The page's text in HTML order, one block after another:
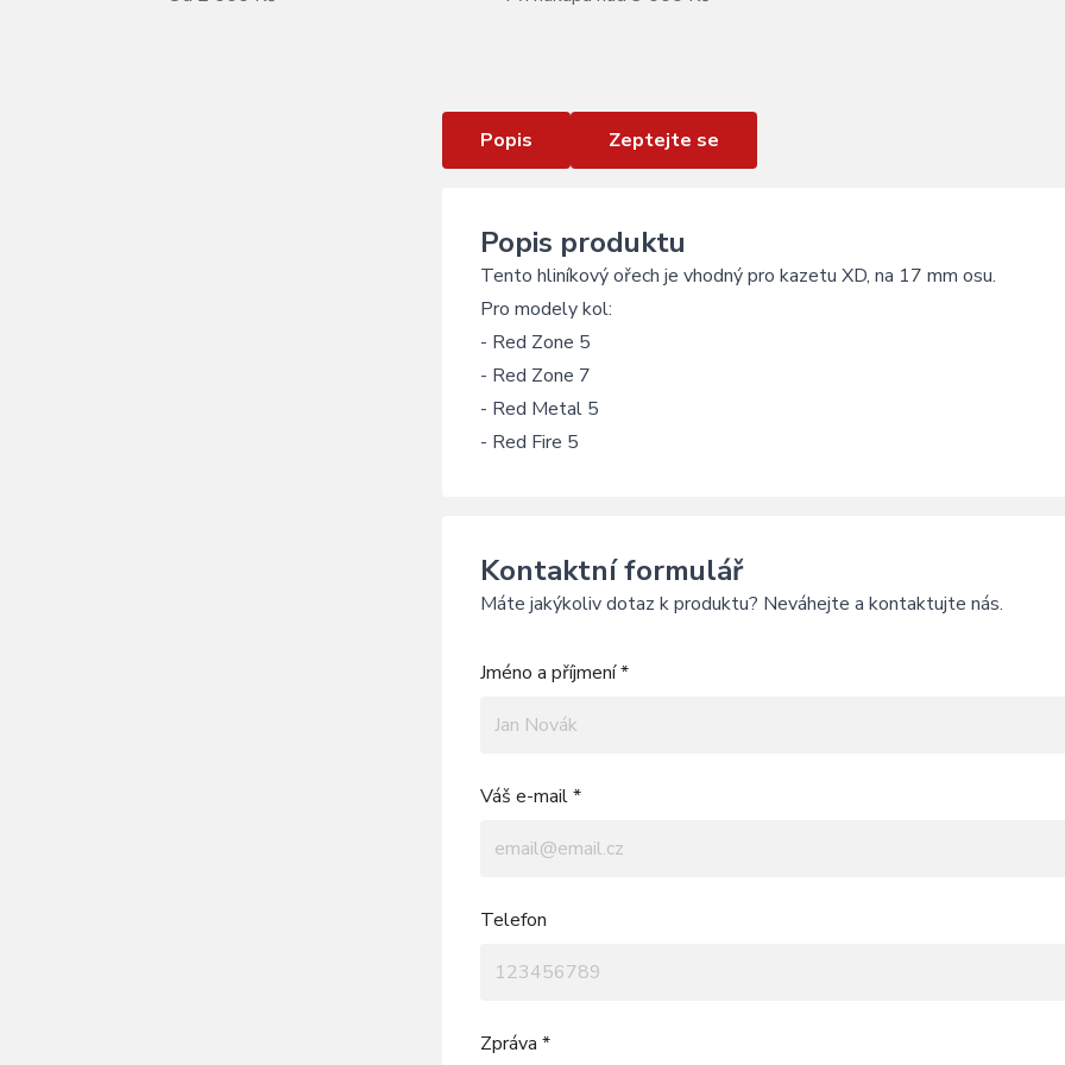
Popis Zeptejte se
Popis produktu
Tento hliníkový ořech je vhodný pro kazetu XD, na 17 mm osu.
Pro modely kol:
- Red Zone 5
- Red Zone 7
- Red Metal 5
- Red Fire 5
Kontaktní formulář
Máte jakýkoliv dotaz k produktu? Neváhejte a kontaktujte nás.
Jméno a příjmení *
Váš e-mail *
Telefon
Zpráva *